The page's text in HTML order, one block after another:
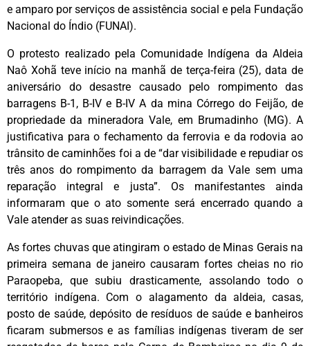
e amparo por serviços de assistência social e pela Fundação
Nacional do Índio (FUNAI).
O protesto realizado pela Comunidade Indígena da Aldeia
Naô Xohã teve início na manhã de terça-feira (25), data de
aniversário do desastre causado pelo rompimento das
barragens B-1, B-IV e B-IV A da mina Córrego do Feijão, de
propriedade da mineradora Vale, em Brumadinho (MG). A
justificativa para o fechamento da ferrovia e da rodovia ao
trânsito de caminhões foi a de “dar visibilidade e repudiar os
três anos do rompimento da barragem da Vale sem uma
reparação integral e justa”. Os manifestantes ainda
informaram que o ato somente será encerrado quando a
Vale atender as suas reivindicações.
As fortes chuvas que atingiram o estado de Minas Gerais na
primeira semana de janeiro causaram fortes cheias no rio
Paraopeba, que subiu drasticamente, assolando todo o
território indígena. Com o alagamento da aldeia, casas,
posto de saúde, depósito de resíduos de saúde e banheiros
ficaram submersos e as famílias indígenas tiveram de ser